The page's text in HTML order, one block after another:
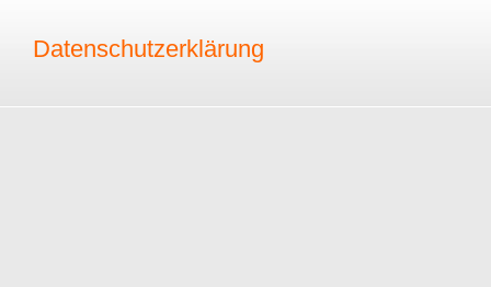
Datenschutzerklärung